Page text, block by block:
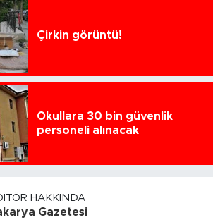
Çirkin görüntü!
Okullara 30 bin güvenlik
personeli alınacak
HAKKINDA
Gazetesi